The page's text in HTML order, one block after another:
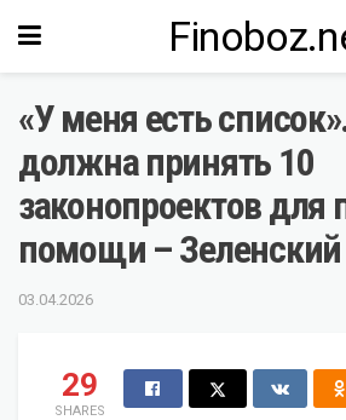
«У меня есть
должна принять 10
законопроектов для
помощи – Зеленский
03.04.2026
29
SHARES